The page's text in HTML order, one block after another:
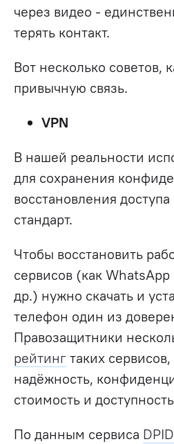
через видео -
терять контакт.
Вот несколько советов,
привычную связь.
VPN
В нашей реальности
для сохранения
восстановления
стандарт.
Чтобы восстановить
сервисов (как
др.) нужно скачать и
телефон один из
Правозащитники
рейтинг таких
надёжность,
стоимость и
По данным сервиса